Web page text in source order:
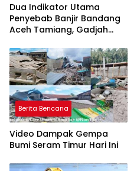
Dua Indikator Utama
Penyebab Banjir Bandang
Aceh Tamiang, Gadjah
DAS
Berita Bencana
Video Dampak Gempa
Bumi Seram Timur Hari Ini